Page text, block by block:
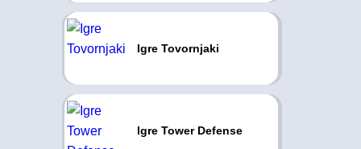
Igre Tovornjaki
Igre Tower Defense